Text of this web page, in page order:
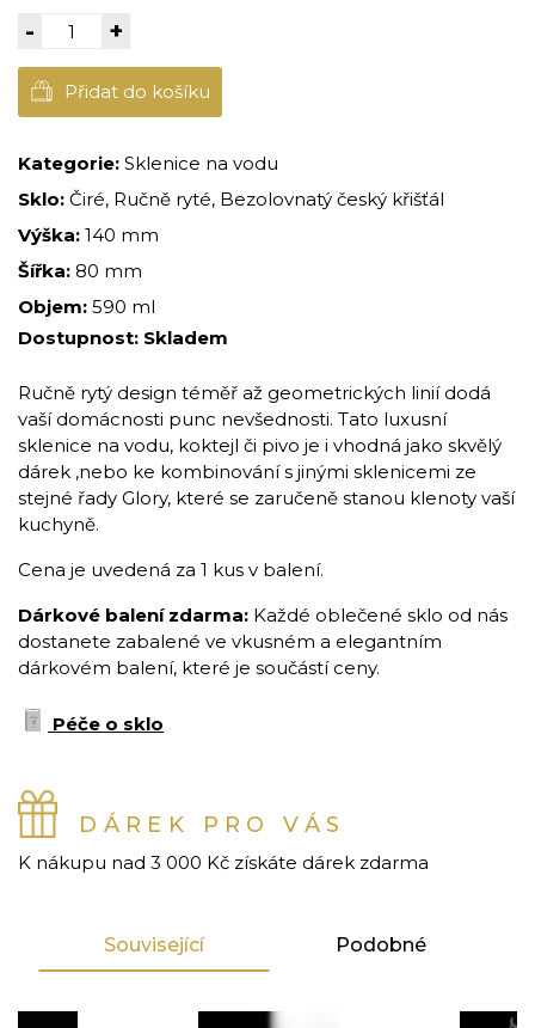
- +
Přidat do košíku
Kategorie: Sklenice na vodu
Sklo: Čiré, Ručně ryté, Bezolovnatý český křišťál
Výška: 140 mm
Šířka: 80 mm
Objem: 590 ml
Dostupnost: Skladem
Ručně rytý design téměř až geometrických linií dodá
vaší domácnosti punc nevšednosti. Tato luxusní
sklenice na vodu, koktejl či pivo je i vhodná jako skvělý
dárek ,nebo ke kombinování s jinými sklenicemi ze
stejné řady Glory, které se zaručeně stanou klenoty vaší
kuchyně.
Cena je uvedená za 1 kus v balení.
Dárkové balení zdarma: Každé oblečené sklo od nás
dostanete zabalené ve vkusném a elegantním
dárkovém balení, které je součástí ceny.
Péče o sklo
DÁREK PRO VÁS
K nákupu nad 3 000 Kč získáte dárek zdarma
Související Podobné